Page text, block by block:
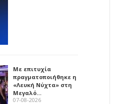
Με επιτυχία
πραγματοποιήθηκε η
«Λευκή Νύχτα» στη
Μεγαλό…
07-08-2026